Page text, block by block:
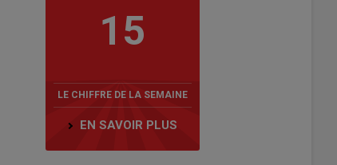
15
LE CHIFFRE DE LA SEMAINE
EN SAVOIR PLUS